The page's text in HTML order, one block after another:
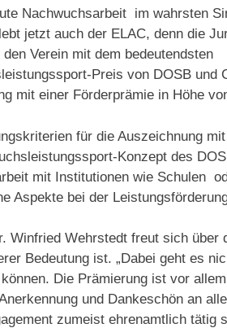
Nachwuchsarbeit im wahrsten
jetzt auch der ELAC, denn die
den Verein mit dem bedeutendsten
Preis von DOSB und
mit einer Förderprämie in Höhe
für die Auszeichnung
Konzept des
mit Institutionen wie Schulen
Aspekte bei der
Winfried Wehrstedt freut sich über
Bedeutung ist. „Dabei geht es
Die Prämierung ist vor
und Dankeschön an
zumeist ehrenamtlich tätig